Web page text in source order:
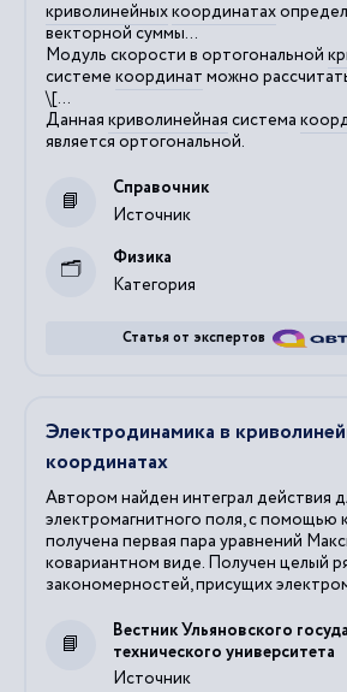
криволинейныхкоординатах
векторной суммы...
Модуль скорости в ортогональной
системе координат можно
\[...
Данная криволинейная система
является ортогональной.
Источник
Справочник
Категория
Физика
Статья от экспертов
Электродинамика в
координатах
Автором найден интеграл действия
электромагнитного поля, с помощью
получена первая пара уравнений
ковариантном виде. Получен целый
закономерностей, присущих
Источник
Вестник Ульяновского
технического университета